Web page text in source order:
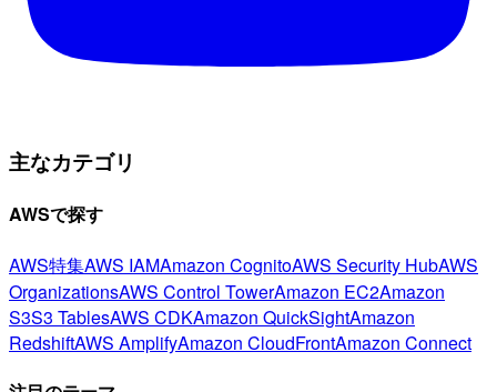
主なカテゴリ
AWSで探す
AWS特集AWS IAMAmazon CognitoAWS Security HubAWS
OrganizationsAWS Control TowerAmazon EC2Amazon
S3S3 TablesAWS CDKAmazon QuickSightAmazon
RedshiftAWS AmplifyAmazon CloudFrontAmazon Connect